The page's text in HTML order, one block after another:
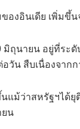
งอินเดีย เพิ่มขึ้
ถุนายน อยู่ที่ระ
อวัน สืบเนื่องจา
ม้ว่าสหรัฐฯได้ยุ
ยน